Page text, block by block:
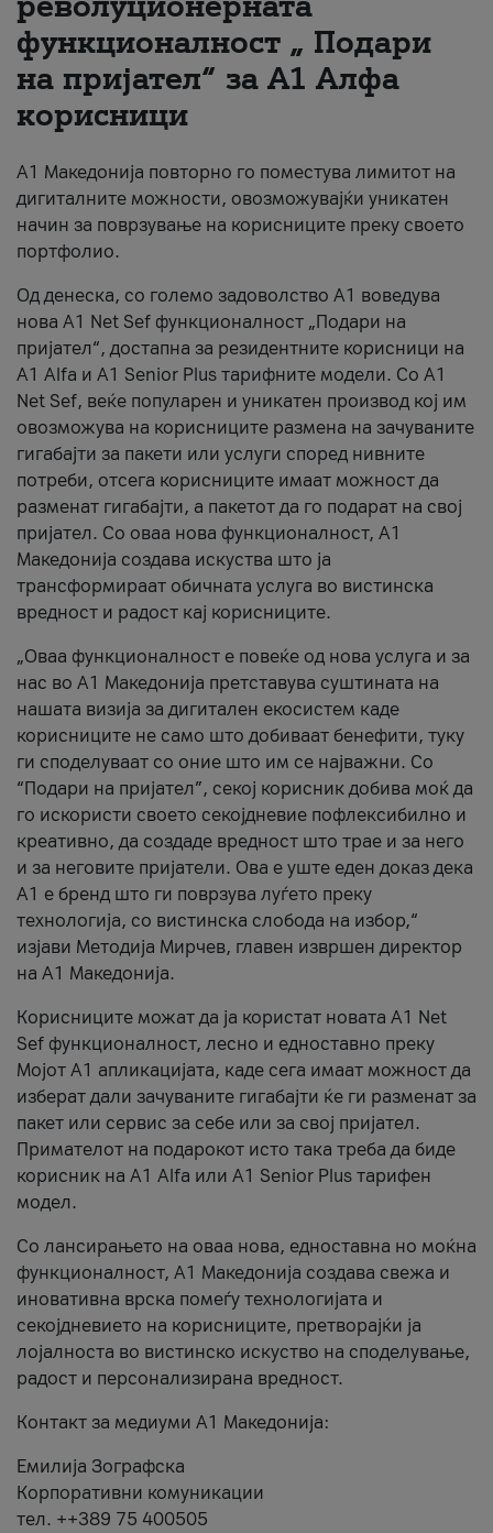
За нас
#ПодобарОнлајн
функционалност „ Подари
на пријател“ за А1 Алфа
корисници
А1 Македонија повторно го поместува лимитот на
дигиталните можности, овозможувајќи уникатен
начин за поврзување на корисниците преку своето
портфолио.
Од денеска, со големо задоволство А1 воведува
нова A1 Net Sef функционалност „Подари на
пријател“, достапна за резидентните корисници на
А1 Alfa и A1 Senior Plus тарифните модели. Со A1
Net Sef, веќе популарен и уникатен производ кој им
овозможува на корисниците размена на зачуваните
гигабајти за пакети или услуги според нивните
потреби, отсега корисниците имаат можност да
разменат гигабајти, а пакетот да го подарат на свој
пријател. Со оваа нова функционалност, А1
Македонија создава искуства што ја
трансформираат обичната услуга во вистинска
вредност и радост кај корисниците.
„Оваа функционалност е повеќе од нова услуга и за
нас во А1 Македонија претставува суштината на
нашата визија за дигитален екосистем каде
корисниците не само што добиваат бенефити, туку
ги споделуваат со оние што им се најважни. Со
“Подари на пријател”, секој корисник добива моќ да
го искористи своето секојдневие пофлексибилно и
креативно, да создаде вредност што трае и за него
и за неговите пријатели. Ова е уште еден доказ дека
А1 е бренд што ги поврзува луѓето преку
технологија, со вистинска слобода на избор,“
изјави Методија Мирчев, главен извршен директор
на А1 Македонија.
Корисниците можат да ја користат новата А1 Net
Sef функционалност, лесно и едноставно преку
Мојот А1 апликацијата, каде сега имаат можност да
изберат дали зачуваните гигабајти ќе ги разменат за
пакет или сервис за себе или за свој пријател.
Примателот на подарокот исто така треба да биде
корисник на А1 Alfa или A1 Senior Plus тарифен
модел.
Со лансирањето на оваа нова, едноставна но моќна
функционалност, А1 Македонија создава свежа и
иновативна врска помеѓу технологијата и
секојдневието на корисниците, претворајќи ја
лојалноста во вистинско искуство на споделување,
радост и персонализирана вредност.
Контакт за медиуми А1 Македонија:
Емилија Зографска
Корпоративни комуникации
тел. ++389 75 400505